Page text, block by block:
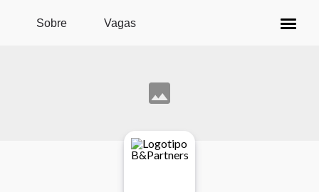
Pular para o conteúdo principal
Sobre Vagas